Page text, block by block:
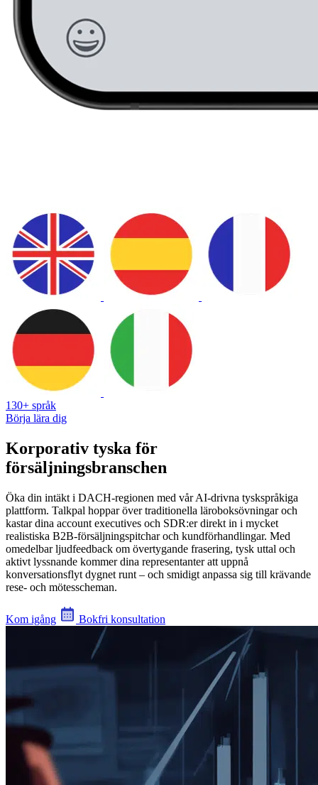
130+ språk
Börja lära dig
Korporativ tyska för
försäljningsbranschen
Öka din intäkt i DACH-regionen med vår AI-drivna tyskspråkiga
plattform. Talkpal hoppar över traditionella läroboksövningar och
kastar dina account executives och SDR:er direkt in i mycket
realistiska B2B-försäljningspitchar och kundförhandlingar. Med
omedelbar ljudfeedback om övertygande frasering, tysk uttal och
aktivt lyssnande kommer dina representanter att uppnå
konversationsflyt dygnet runt – och smidigt anpassa sig till krävande
rese- och mötesscheman.
Kom igång Bokfri konsultation